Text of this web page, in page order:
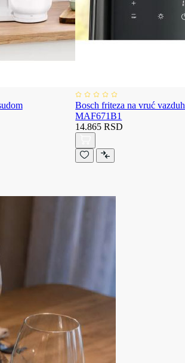
Bosch friteza na vruć vazduh
MAF671B1
14.865 RSD